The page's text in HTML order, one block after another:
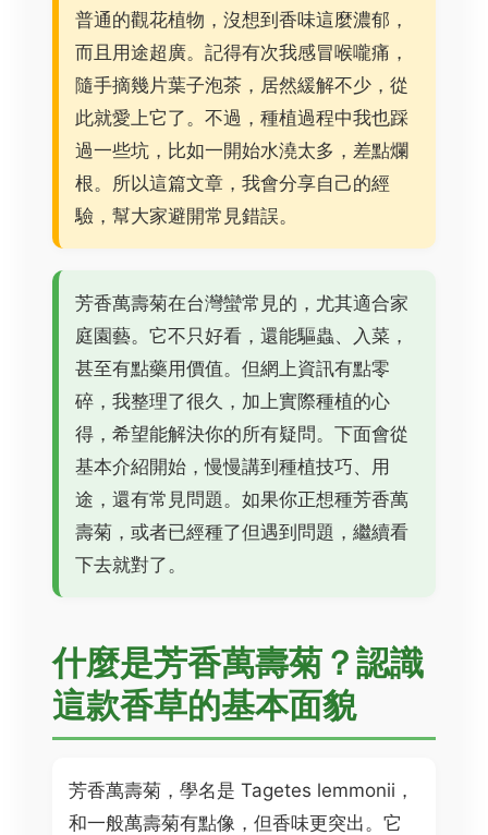
普通的觀花植物，沒想到香味這麼濃郁，
而且用途超廣。記得有次我感冒喉嚨痛，
隨手摘幾片葉子泡茶，居然緩解不少，從
此就愛上它了。不過，種植過程中我也踩
過一些坑，比如一開始水澆太多，差點爛
根。所以這篇文章，我會分享自己的經
驗，幫大家避開常見錯誤。
芳香萬壽菊在台灣蠻常見的，尤其適合家
庭園藝。它不只好看，還能驅蟲、入菜，
甚至有點藥用價值。但網上資訊有點零
碎，我整理了很久，加上實際種植的心
得，希望能解決你的所有疑問。下面會從
基本介紹開始，慢慢講到種植技巧、用
途，還有常見問題。如果你正想種芳香萬
壽菊，或者已經種了但遇到問題，繼續看
下去就對了。
什麼是芳香萬壽菊？認識
這款香草的基本面貌
芳香萬壽菊，學名是 Tagetes lemmonii，
和一般萬壽菊有點像，但香味更突出。它